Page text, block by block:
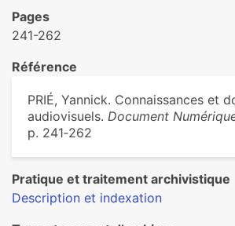
Pages
241-262
Référence
PRIÉ, Yannick. Connaissances et
audiovisuels. Document
p. 241‑262
Pratique et traitement archivistique
Description et indexation